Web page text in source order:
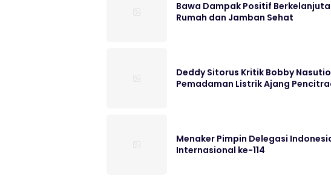
Bawa Dampak Positif
Rumah dan Jamban Sehat
Deddy Sitorus Kritik Bobby
Pemadaman Listrik Ajang
Menaker Pimpin Delegasi
Internasional ke-114